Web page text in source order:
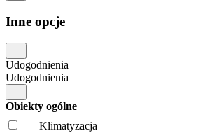
Inne opcje
Udogodnienia
Udogodnienia
Obiekty ogólne
Klimatyzacja